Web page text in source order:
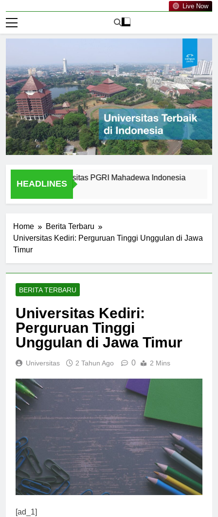
Live Now
HEADLINES
of Universitas PGRI Mahadewa Indonesia
Home
Berita Terbaru
Universitas Kediri: Perguruan Tinggi Unggulan di Jawa
Timur
BERITA TERBARU
Universitas Kediri:
Perguruan Tinggi
Unggulan di Jawa Timur
Universitas 2 Tahun Ago 0 2 Mins
[ad_1]